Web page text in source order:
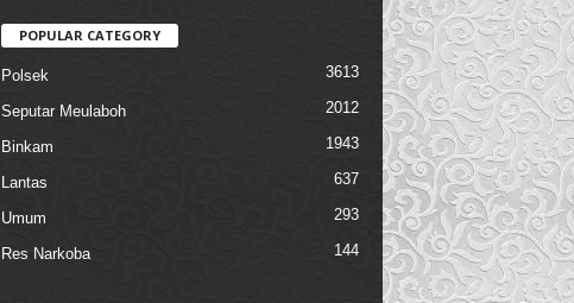
POPULAR CATEGORY
Polsek 3613
Seputar Meulaboh 2012
Binkam 1943
Lantas 637
Umum 293
Res Narkoba 144